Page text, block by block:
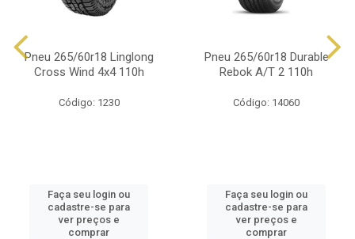
Pneu 265/60r18 Linglong
Cross Wind 4x4 110h
Código: 1230
Faça seu login ou
cadastre-se para
ver preços e
comprar
Pneu 265/60r18 Durable
Rebok A/T 2 110h
Código: 14060
Faça seu login ou
cadastre-se para
ver preços e
comprar